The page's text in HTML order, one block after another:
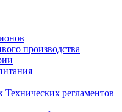
производства
регламентов